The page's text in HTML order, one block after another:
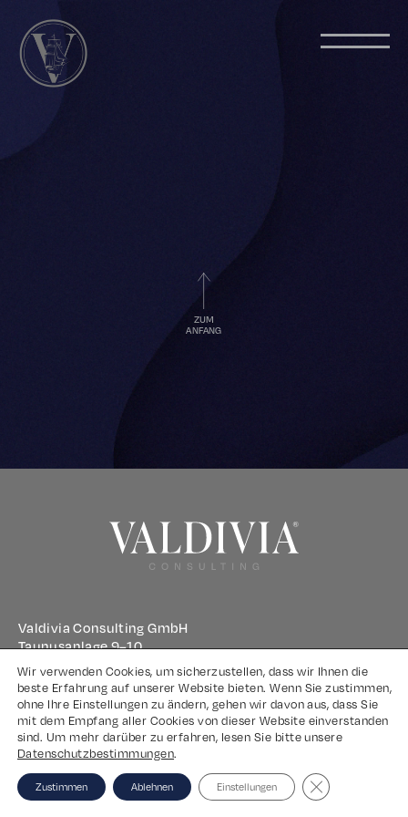
ZUM
ANFANG
Valdivia Consulting GmbH
Taunusanlage 9–10
60329 Frankfurt am Main
Impressum
Datenschutz
Wir verwenden Cookies, um sicherzustellen, dass wir Ihnen die
beste Erfahrung auf unserer Website bieten. Wenn Sie zustimmen,
ohne Ihre Einstellungen zu ändern, gehen wir davon aus, dass Sie
mit dem Empfang aller Cookies von dieser Website einverstanden
sind. Um mehr darüber zu erfahren, lesen Sie bitte unsere
Datenschutzbestimmungen.
Zustimmen Ablehnen Einstellungen Close GDPR